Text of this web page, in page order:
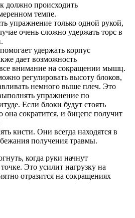
должно происходить
темпе.
упражнение только одной рукой,
очень сложно удержать торс в
удержать корпус
дает возможность
внимание на сокращении мышц.
регулировать высоту блоков,
немного выше плеч. Это
упражнение по
Если блоки будут стоять
она сократится, и бицепс получит
кисти. Они всегда находятся в
получения травмы.
когда руки начнут
Это усилит нагрузку на
отразится на сокращениях